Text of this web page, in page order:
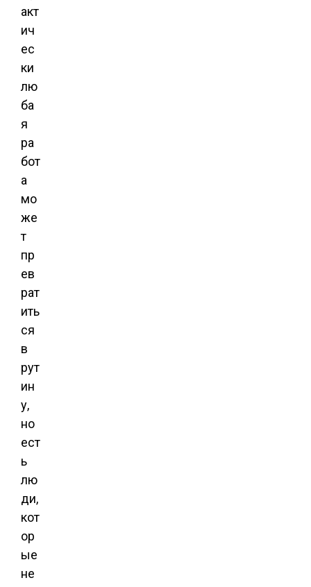
акт
ич
ес
ки
лю
ба
я
ра
бот
а
мо
же
т
пр
ев
рат
ить
ся
в
рут
ин
у,
но
ест
ь
лю
ди,
кот
ор
ые
не